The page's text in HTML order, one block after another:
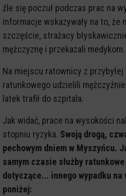
źle się poczuł podczas prac na
informacje wskazywały na to, że
szczęście, strażacy
mężczyznę i przekazali medykom.
Na miejscu ratownicy z przybyłej
ratunkowego udzielili
latek trafił do szpitala.
Jak widać, prace na wysokości
stopniu ryzyka. Swoją drogą,
pechowym dniem w Myszyńcu.
samym czasie służby
dotyczące... innego wypadku na
poniżej: